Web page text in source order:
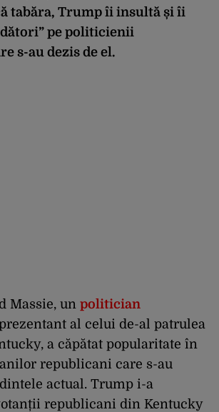
tabăra, Trump îi insultă și îi
pe politicienii
s-au dezis de el.
Massie, un politician
al celui de-al patrulea
a căpătat popularitate în
republicani care s-au
actual. Trump i-a
republicani din Kentucky